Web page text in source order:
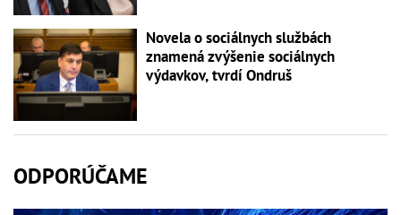
Novela o sociálnych službách
znamená zvýšenie sociálnych
výdavkov, tvrdí Ondruš
ODPORÚČAME